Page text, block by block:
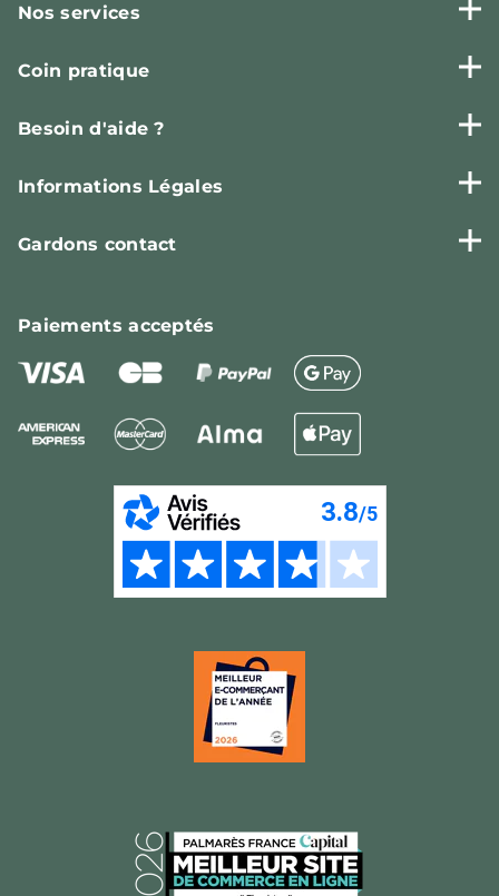
Nos services
Coin pratique
Besoin d'aide ?
Informations Légales
Gardons contact
Paiementsacceptés